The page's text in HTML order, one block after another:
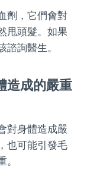
劑，它們會對
甩頭髮。如果
詢醫生。
造成的嚴重
對身體造成嚴
也可能引發毛